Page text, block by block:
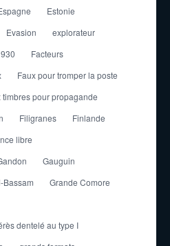
Estonie
Evasion
explorateur
Facteurs
Faux pour tromper la poste
timbres pour propagande
Filigranes
Finlande
libre
Gauguin
Bassam
Grande Comore
dentelé au type I